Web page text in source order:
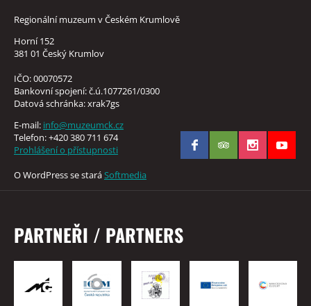
Regionální muzeum v Českém Krumlově
Horní 152
381 01 Český Krumlov
IČO: 00070572
Bankovní spojení: č.ú.1077261/0300
Datová schránka: xrak7gs
E-mail: info@muzeumck.cz
Telefon: +420 380 711 674
Prohlášení o přístupnosti
O WordPress se staráSoftmedia
PARTNEŘI / PARTNERS